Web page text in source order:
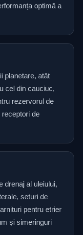
optimă a
planetare, atât
cel din cauciuc,
rezervorul de
de
drenaj al uleiului,
seturi de
pentru etrier
și simeringuri